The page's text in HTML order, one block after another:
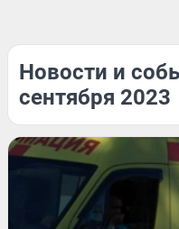
Новости и
сентября 2023